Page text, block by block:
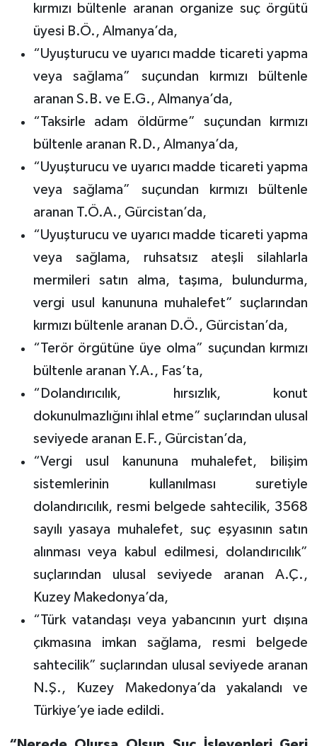
kırmızı bültenle aranan organize suç örgütü
üyesi B.Ö., Almanya’da,
“Uyuşturucu ve uyarıcı madde ticareti yapma
veya sağlama” suçundan kırmızı bültenle
aranan S.B. ve E.G., Almanya’da,
“Taksirle adam öldürme” suçundan kırmızı
bültenle aranan R.D., Almanya’da,
“Uyuşturucu ve uyarıcı madde ticareti yapma
veya sağlama” suçundan kırmızı bültenle
aranan T.Ö.A., Gürcistan’da,
“Uyuşturucu ve uyarıcı madde ticareti yapma
veya sağlama, ruhsatsız ateşli silahlarla
mermileri satın alma, taşıma, bulundurma,
vergi usul kanununa muhalefet” suçlarından
kırmızı bültenle aranan D.Ö., Gürcistan’da,
“Terör örgütüne üye olma” suçundan kırmızı
bültenle aranan Y.A., Fas’ta,
“Dolandırıcılık, hırsızlık, konut
dokunulmazlığını ihlal etme” suçlarından ulusal
seviyede aranan E.F., Gürcistan’da,
“Vergi usul kanununa muhalefet, bilişim
sistemlerinin kullanılması suretiyle
dolandırıcılık, resmi belgede sahtecilik, 3568
sayılı yasaya muhalefet, suç eşyasının satın
alınması veya kabul edilmesi, dolandırıcılık”
suçlarından ulusal seviyede aranan A.Ç.,
Kuzey Makedonya’da,
“Türk vatandaşı veya yabancının yurt dışına
çıkmasına imkan sağlama, resmi belgede
sahtecilik” suçlarından ulusal seviyede aranan
N.Ş., Kuzey Makedonya’da yakalandı ve
Türkiye’ye iade edildi.